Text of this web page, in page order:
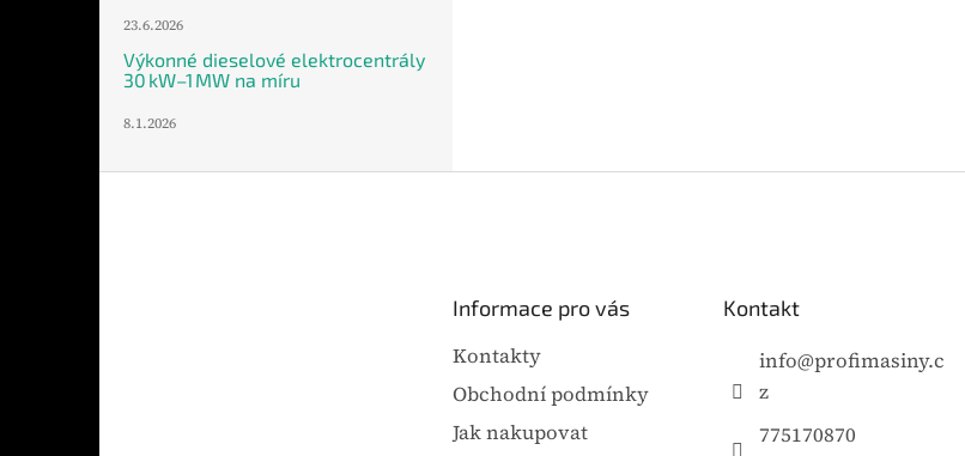
23.6.2026
Výkonné dieselové elektrocentrály
30 kW–1 MW na míru
8.1.2026
Informace pro vás
Kontakty
Obchodní podmínky
Jak nakupovat
Kontakt
info@profimasiny.c
z
775170870